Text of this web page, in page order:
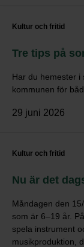
Kultur och fritid
Tre tips på
Har du hemester i
kommunen för
29 juni 2026
Kultur och fritid
Nu är det
Måndagen den
som är 6–19 år.
spela instrument
musikproduktion,